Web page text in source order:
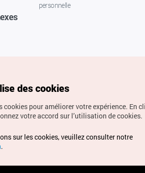
personnelle
National du Tourisme en Corée.
et demandes de renseignements,
à
des cookies
cookies pour améliorer votre expérience. En
votre accord sur l’utilisation de cookies.
sur les cookies, veuillez consulter notre
.